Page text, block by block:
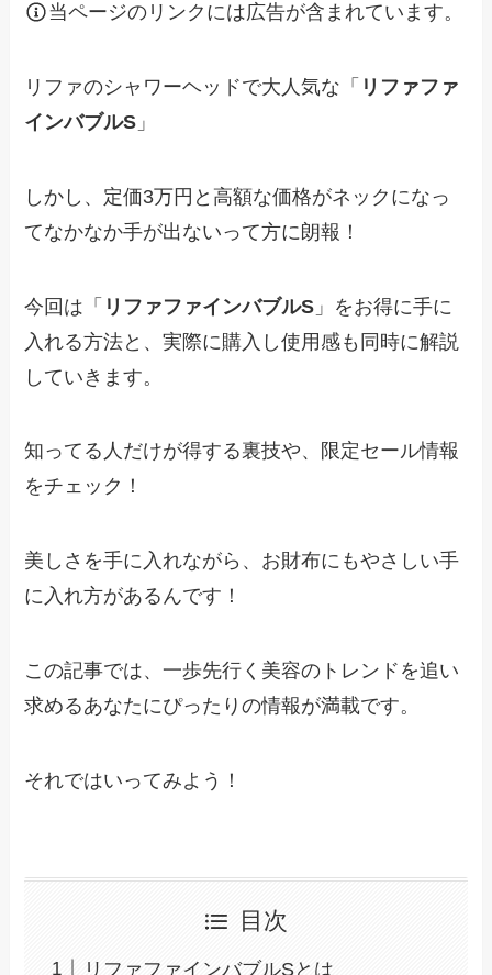
当ページのリンクには広告が含まれています。
リファのシャワーヘッドで大人気な「 リファファ
インバブルS 」
しかし、定価3万円と高額な価格がネックになっ
てなかなか手が出ないって方に朗報！
今回は「 リファファインバブルS 」をお得に手に
入れる方法と、実際に購入し使用感も同時に解説
していきます。
知ってる人だけが得する裏技や、限定セール情報
をチェック！
美しさを手に入れながら、お財布にもやさしい手
に入れ方があるんです！
この記事では、一歩先行く美容のトレンドを追い
求めるあなたにぴったりの情報が満載です。
それではいってみよう！
目次
リファファインバブルSとは